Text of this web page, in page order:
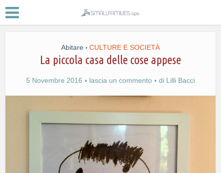
Abitare • CULTURE E SOCIETÀ
La piccola casa delle cose appese
5 Novembre 2016 lascia un commento di Lilli Bacci